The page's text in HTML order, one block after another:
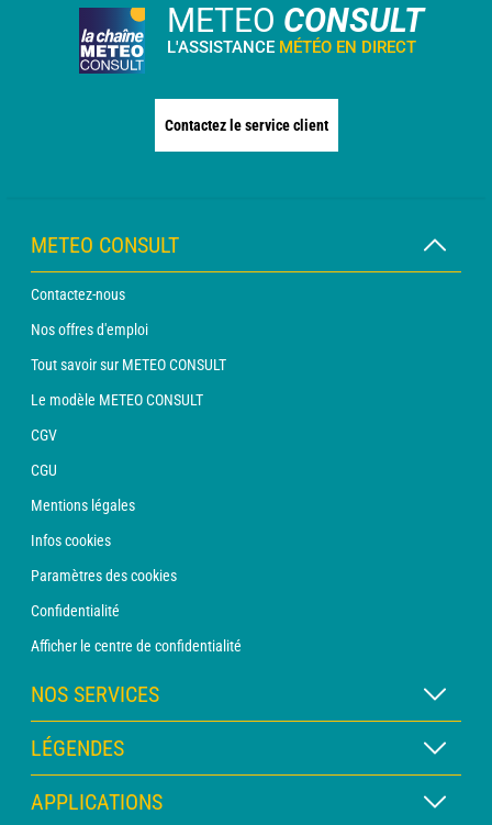
METEO CONSULT
L'ASSISTANCE MÉTÉO EN DIRECT
Contactez le service client
METEO CONSULT
Contactez-nous
Nos offres d'emploi
Tout savoir sur METEO CONSULT
Le modèle METEO CONSULT
CGV
CGU
Mentions légales
Infos cookies
Paramètres des cookies
Confidentialité
Afficher le centre de confidentialité
NOS SERVICES
Abonnement METEO Xpert
Abonnement METEO PRO
Consultation avec un prévisionniste
LÉGENDES
Légende des cartes
APPLICATIONS